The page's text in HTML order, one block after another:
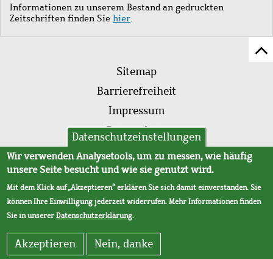
Informationen zu unserem Bestand an gedruckten
Zeitschriften finden Sie hier.
Fußleistenmenü
Sitemap
Barrierefreiheit
Impressum
Datenschutz
AVB
Datenschutzeinstellungen
Wir verwenden Analysetools, um zu messen, wie häufig
unsere Seite besucht und wie sie genutzt wird.
Mit dem Klick auf „Akzeptieren“ erklären Sie sich damit einverstanden. Sie
können Ihre Einwilligung jederzeit widerrufen. Mehr Informationen finden
Sie in unsererDatenschutzerklärung.
Akzeptieren Nein, danke